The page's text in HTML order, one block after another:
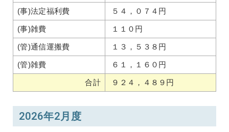
(事)法定福利費 ５４，０７４円
(事)雑費 １１０円
(管)通信運搬費 １３，５３８円
(管)雑費 ６１，１６０円
合計 ９２４，４８９円
2026年2月度